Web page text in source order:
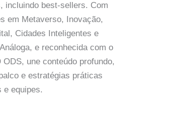
incluindo best-sellers. Com
em Metaverso, Inovação,
Cidades Inteligentes e
e reconhecida com o
ODS, une conteúdo profundo,
e estratégias práticas
e equipes.